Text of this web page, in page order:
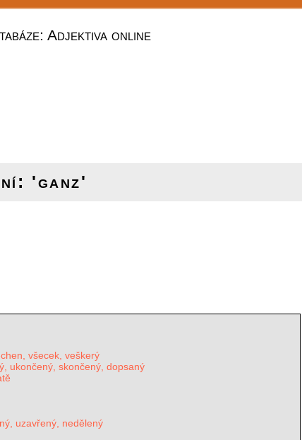
Adjektiva online
'ganz'
všecek, veškerý
ukončený, skončený, dopsaný
uzavřený, nedělený